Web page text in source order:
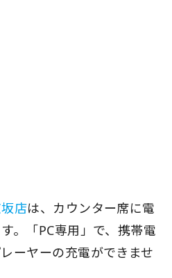
店は、カウンター席に電
。「PC専用」で、携帯電
ーヤーの充電ができませ